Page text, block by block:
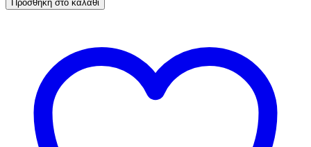
Προσθήκη στο καλάθι